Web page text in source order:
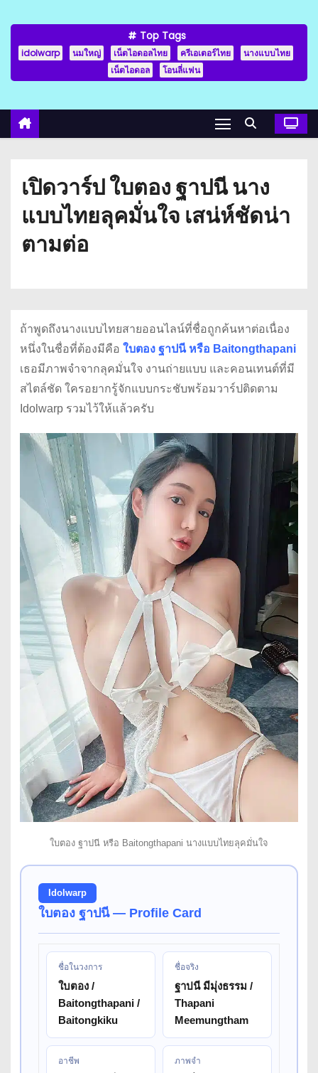
Top Tags
idolwarp นมใหญ่ เน็ตไอดอลไทย ครีเอเตอร์ไทย
นางแบบไทย
เน็ตไอดอล
โอนลี่แฟน
เปิดวาร์ป ใบตอง ฐาปนี นาง
แบบไทยลุคมั่นใจ เสน่ห์ชัดน่า
ตามต่อ
ถ้าพูดถึงนางแบบไทยสายออนไลน์ที่ชื่อถูกค้นหาต่อเนื่อง
หนึ่งในชื่อที่ต้องมีคือ ใบตอง ฐาปนี หรือ Baitongthapani
เธอมีภาพจำจากลุคมั่นใจ งานถ่ายแบบ และคอนเทนต์ที่มี
สไตล์ชัด ใครอยากรู้จักแบบกระชับพร้อมวาร์ปติดตาม
Idolwarp รวมไว้ให้แล้วครับ
ใบตอง ฐาปนี หรือ Baitongthapani นางแบบไทยลุคมั่นใจ
Idolwarp
ใบตอง ฐาปนี — Profile Card
ชื่อในวงการ
ใบตอง /
Baitongthapani /
Baitongkiku
ชื่อจริง
ฐาปนี มีมุ่งธรรม /
Thapani
Meemungtham
อาชีพ ภาพจำ